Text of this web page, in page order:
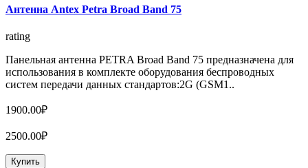
Антенна Antex Petra Broad Band 75
rating
Панельная антенна PETRA Broad Band 75 предназначена для
использования в комплекте оборудования беспроводных
систем передачи данных стандартов:2G (GSM1..
1900.00₽
2500.00₽
Купить